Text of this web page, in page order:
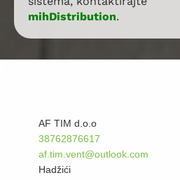
mihDistribution.
AF TIM d.o.o
38762876617
af.tim.vent@outlook.com
Hadžići